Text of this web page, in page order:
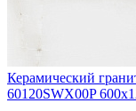
Керамический
60120SWX00P